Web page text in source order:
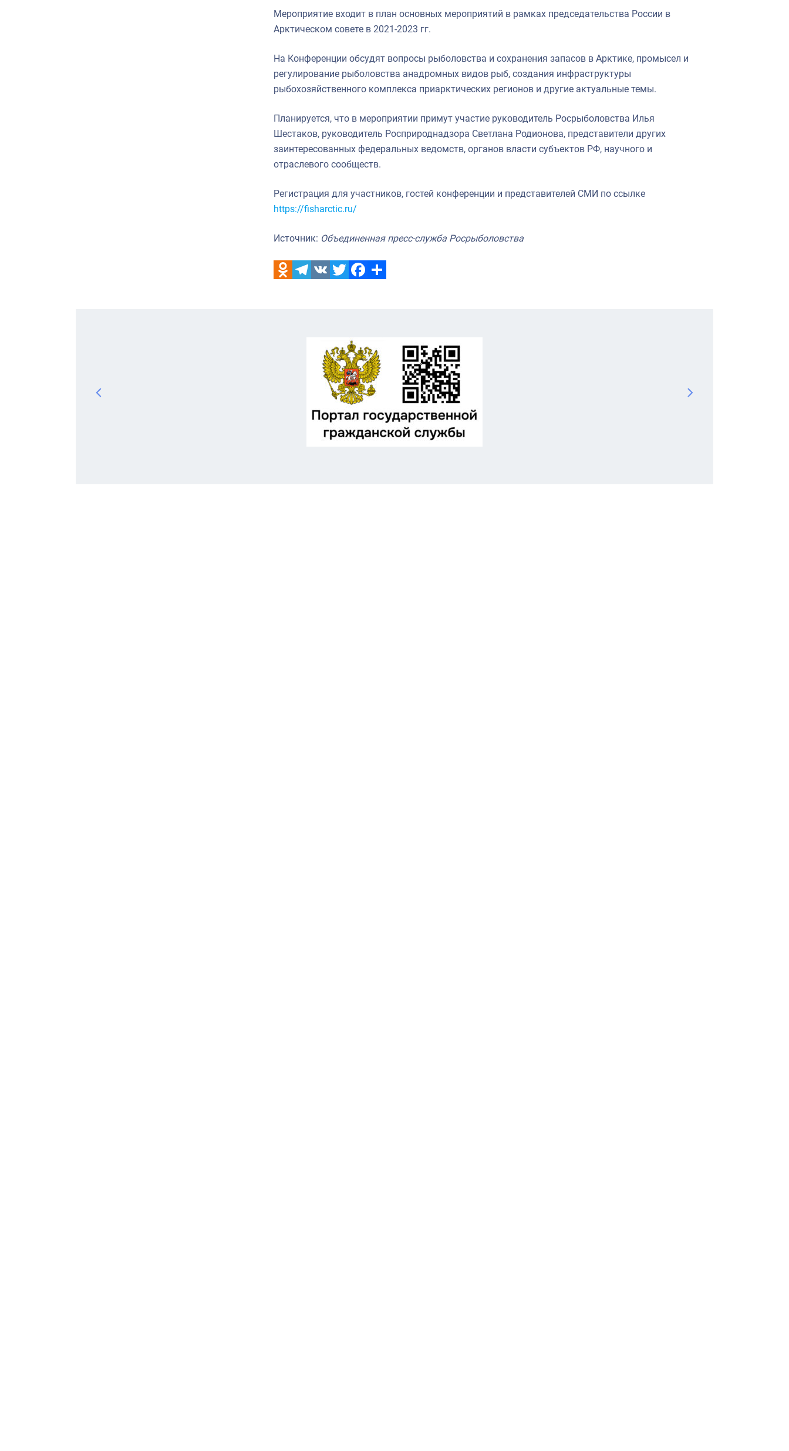
Мероприятие входит в план основных мероприятий в рамках председательства России в
Арктическом совете в 2021-2023 гг.
На Конференции обсудят вопросы рыболовства и сохранения запасов в Арктике, промысел и
регулирование рыболовства анадромных видов рыб, создания инфраструктуры
рыбохозяйственного комплекса приарктических регионов и другие актуальные темы.
Планируется, что в мероприятии примут участие руководитель Росрыболовства Илья
Шестаков, руководитель Росприроднадзора Светлана Родионова, представители других
заинтересованных федеральных ведомств, органов власти субъектов РФ, научного и
отраслевого сообществ.
Регистрация для участников, гостей конференции и представителей СМИ по ссылке
https://fisharctic.ru/
Источник: Объединенная пресс-служба Росрыболовства